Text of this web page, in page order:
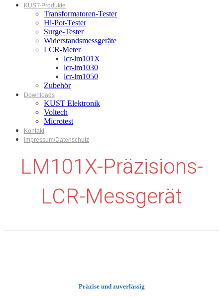
KUST-Produkte
Transformatoren-Tester
Hi-Pot-Tester
Surge-Tester
Widerstandsmessgeräte
LCR-Meter
lcr-lm101X
lcr-lm1030
lcr-lm1050
Zubehör
Downloads
KUST Elektronik
Voltech
Microtest
Kontakt
Impressum/Datenschutz
LM101X-Präzisions-
LCR-Messgerät
Präzise und zuverlässig